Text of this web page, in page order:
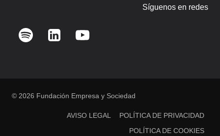
Síguenos en redes
© 2026 Fundación Empresa y Sociedad
AVISO LEGAL
POLÍTICA DE PRIVACIDAD
POLÍTICA DE COOKIES